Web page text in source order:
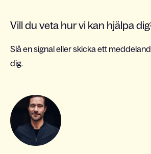
Vill du veta hur vi kan hjälpa
Slå en signal eller skicka ett
dig.